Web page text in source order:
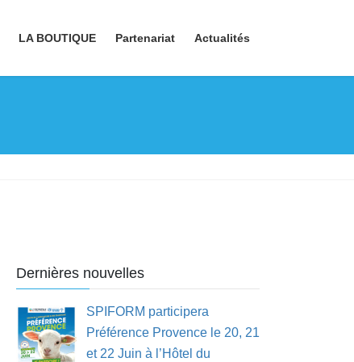
LA BOUTIQUE Partenariat Actualités
Dernières nouvelles
SPIFORM participera
Préférence Provence le 20, 21
et 22 Juin à l’Hôtel du